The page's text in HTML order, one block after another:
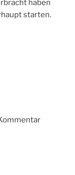
haben
starten.